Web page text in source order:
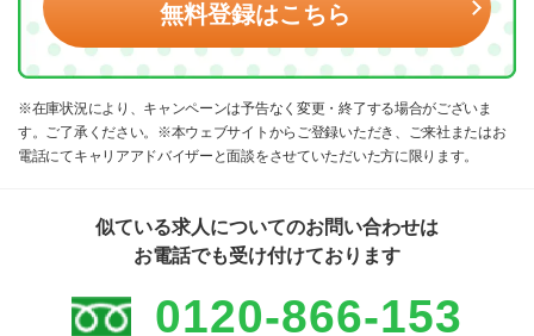
無料登録はこちら
※在庫状況により、キャンペーンは予告なく変更・終了する場合がございま
す。ご了承ください。※本ウェブサイトからご登録いただき、ご来社またはお
電話にてキャリアアドバイザーと面談をさせていただいた方に限ります。
似ている求人についてのお問い合わせは
お電話でも受け付けております
0120-866-153